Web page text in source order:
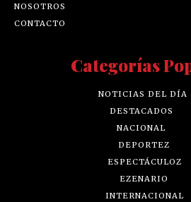
NOSOTROS
CONTACTO
Categorías
NOTICIAS DEL DÍA
DESTACADOS
NACIONAL
DEPORTEZ
ESPECTÁCULOZ
EZENARIO
INTERNACIONAL